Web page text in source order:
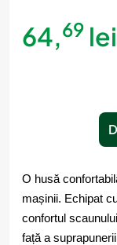
64,69 lei
O husă
mașinii. Echipat
confortul
față a